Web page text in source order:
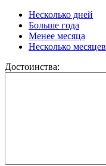
Несколько дней
Больше года
Менее месяца
Несколько месяцев
Достоинства: